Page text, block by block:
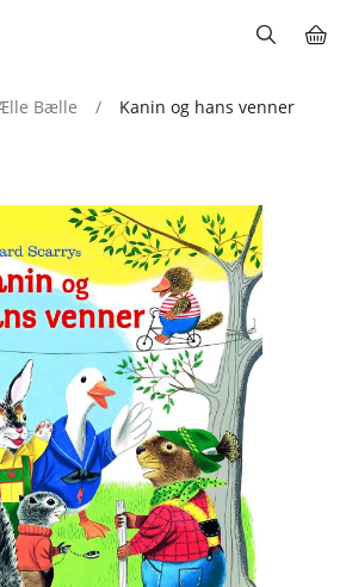
Bælle / Kanin og hans venner